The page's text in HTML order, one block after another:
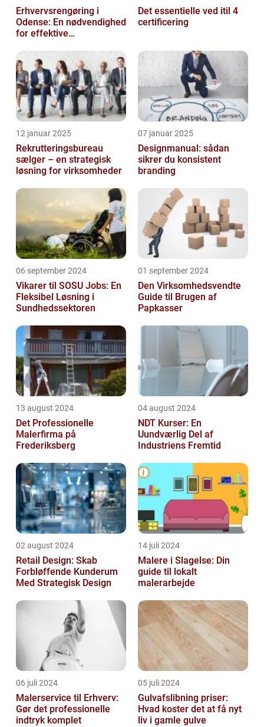
Erhvervsrengøring i
Odense: En nødvendighed
for effektive
Det essentielle ved itil 4
certificering
12 januar 2025
Rekrutteringsbureau
sælger – en strategisk
løsning for virksomheder
07 januar 2025
Designmanual: sådan
sikrer du konsistent
branding
06 september 2024
Vikarer til SOSU Jobs: En
Fleksibel Løsning i
Sundhedssektoren
01 september 2024
Den Virksomhedsvendte
Guide til Brugen af
Papkasser
13 august 2024
Det Professionelle
Malerfirma på
Frederiksberg
04 august 2024
NDT Kurser: En
Uundværlig Del af
Industriens Fremtid
02 august 2024
Retail Design: Skab
Forbløffende Kunderum
Med Strategisk Design
14 juli 2024
Malere i Slagelse: Din
guide til lokalt
malerarbejde
06 juli 2024
Malerservice til Erhverv:
Gør det professionelle
indtryk komplet
05 juli 2024
Gulvafslibning priser:
Hvad koster det at få nyt
liv i gamle gulve